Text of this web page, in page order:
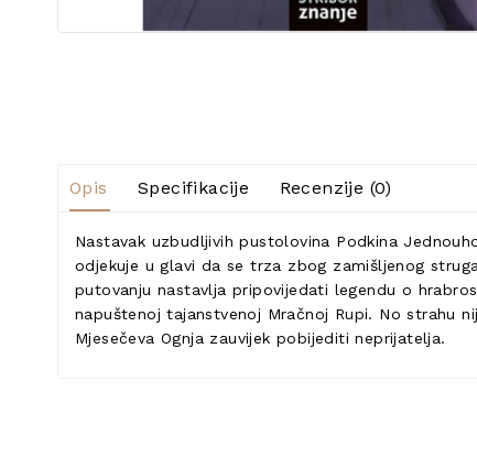
Opis Specifikacije Recenzije (0)
Nastavak uzbudljivih pustolovina Podkina
odjekuje u glavi da se trza zbog zamišljenog
putovanju nastavlja pripovijedati legendu o
napuštenoj tajanstvenoj Mračnoj Rupi. No strahu
Mjesečeva Ognja zauvijek pobijediti neprijatelja.